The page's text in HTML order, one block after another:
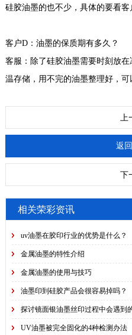
硅胶油墨的也不少，具体的要看客
客户D：油墨的保质期有多久？
客服：除了硅胶油墨需要时刻放
温存储，用不完的油墨整理好，可
返
下
相关荣彩资讯
uv油墨在胶印行业的优势是什么？
金属油墨的特性介绍
金属油墨的使用与技巧
油墨印到硅胶产品会很容易掉吗？
探讨镜面银油墨丝印过程中会遇到
UV油墨被完全固化的4种检测办法